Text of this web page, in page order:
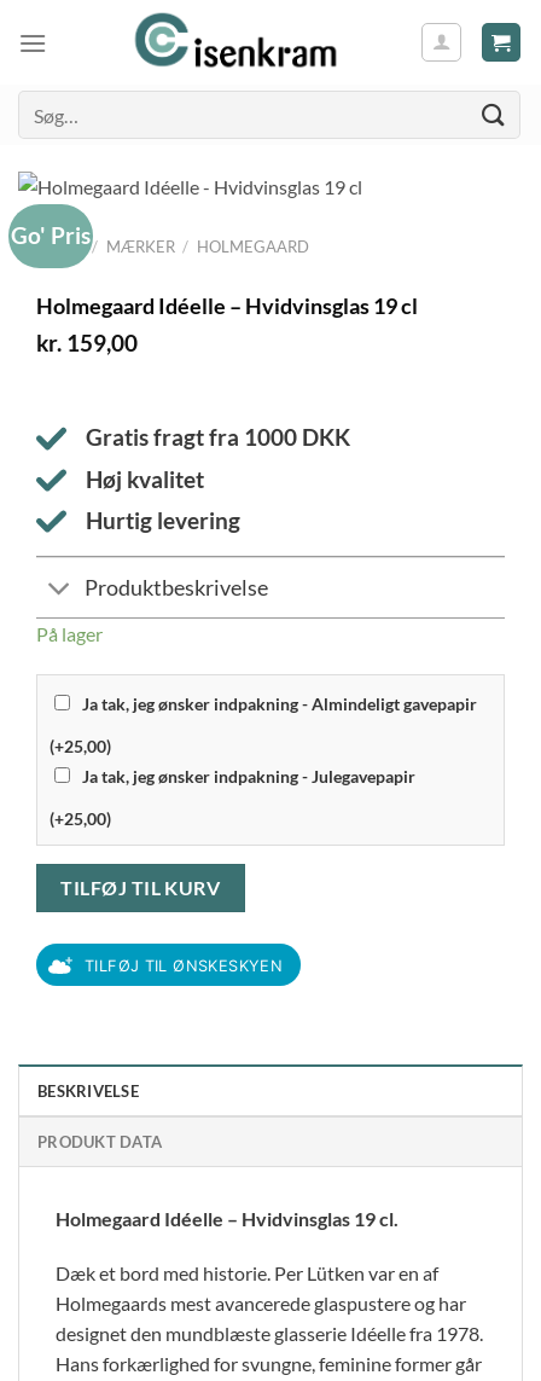
efter:
FORSIDE / MÆRKER / HOLMEGAARD
Go' Pris
Holmegaard Idéelle – Hvidvinsglas 19 cl
kr. 159,00
Gratis fragt fra 1000 DKK
Høj kvalitet
Hurtig levering
Produktbeskrivelse
På lager
Ja tak, jeg ønsker indpakning - Almindeligt gavepapir
(+25,00)
Ja tak, jeg ønsker indpakning - Julegavepapir
(+25,00)
TILFØJ TIL KURV
TILFØJ TIL ØNSKESKYEN
BESKRIVELSE
PRODUKT DATA
Holmegaard Idéelle – Hvidvinsglas 19 cl.
Dæk et bord med historie. Per Lütken var en af
Holmegaards mest avancerede glaspustere og har
designet den mundblæste glasserie Idéelle fra 1978.
Hans forkærlighed for svungne, feminine former går